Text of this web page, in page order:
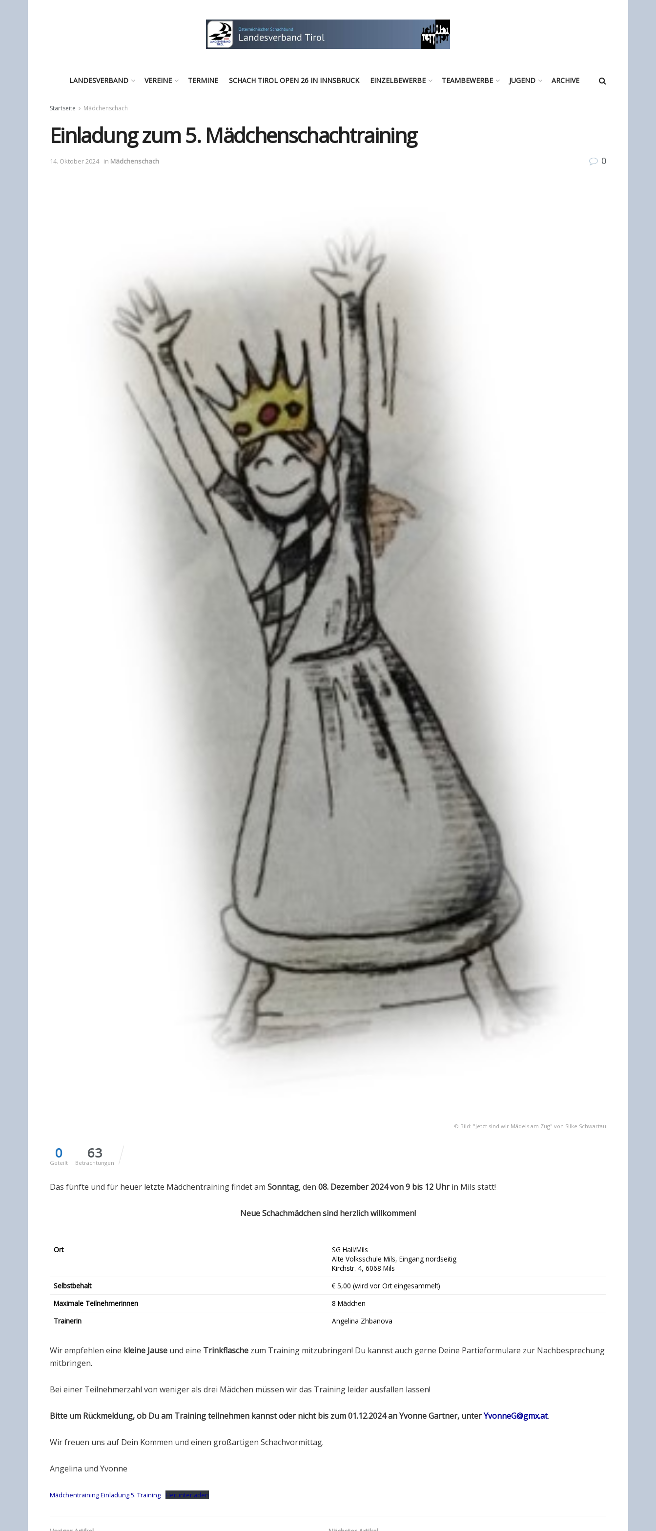
LANDESVERBAND VEREINE TERMINE SCHACH TIROL OPEN 26 IN INNSBRUCK EINZELBEWERBE TEAMBEWERBE JUGEND ARCHIVE
Startseite Mädchenschach
Einladung zum 5. Mädchenschachtraining
14. Oktober 2024 in Mädchenschach 0
© Bild: "Jetzt sind wir Mädels am Zug" von Silke Schwartau
0
Geteilt
63
Betrachtungen
Das fünfte und für heuer letzte Mädchentraining findet am Sonntag, den 08. Dezember 2024 von 9 bis 12 Uhrin Mils statt!
Neue Schachmädchen sind herzlich willkommen!
Ort
SG Hall/Mils
Alte Volksschule Mils, Eingang nordseitig
Kirchstr. 4, 6068 Mils
Selbstbehalt
€ 5,00 (wird vor Ort eingesammelt)
Maximale Teilnehmerinnen
8 Mädchen
Trainerin
Angelina Zhbanova
Wir empfehlen eine kleine Jause und eine Trinkflasche zum Training mitzubringen! Du kannst auch gerne Deine Partieformulare zur Nachbesprechung
mitbringen.
Bei einer Teilnehmerzahl von weniger als drei Mädchen müssen wir das Training leider ausfallen lassen!
Bitte um Rückmeldung, ob Du am Training teilnehmen kannst oder nicht bis zum 01.12.2024 an Yvonne Gartner, unterYvonneG@gmx.at.
Wir freuen uns auf Dein Kommen und einen großartigen Schachvormittag.
Angelina und Yvonne
Mädchentraining Einladung 5. Training Herunterladen